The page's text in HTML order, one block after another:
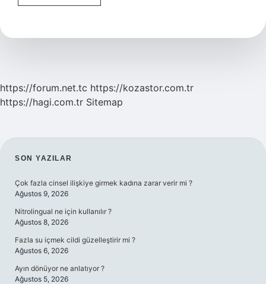
Ne
https://forum.net.tc https://kozastor.com.tr
https://hagi.com.tr Sitemap
SIDEBAR
SON YAZILAR
Çok fazla cinsel ilişkiye girmek kadına zarar verir mi ?
Ağustos 9, 2026
Nitrolingual ne için kullanılır ?
Ağustos 8, 2026
Fazla su içmek cildi güzelleştirir mi ?
Ağustos 6, 2026
Ayın dönüyor ne anlatıyor ?
Ağustos 5, 2026